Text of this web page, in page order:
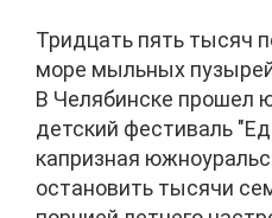
Тридцать пять тысяч
море мыльных
В Челябинске прошел
детский фестиваль
капризная
остановить тысячи